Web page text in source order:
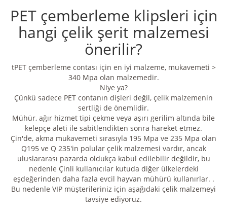
PET çemberleme klipsleri için
hangi çelik şerit malzemesi
önerilir?
tPET çemberleme contası için en iyi malzeme, mukavemeti >
340 Mpa olan malzemedir.
Niye ya?
Çünkü sadece PET contanın dişleri değil, çelik malzemenin
sertliği de önemlidir.
Mühür, ağır hizmet tipi çekme veya aşırı gerilim altında bile
kelepçe aleti ile sabitlendikten sonra hareket etmez.
Çin'de, akma mukavemeti sırasıyla 195 Mpa ve 235 Mpa olan
Q195 ve Q 235'in polular çelik malzemesi vardır, ancak
uluslararası pazarda oldukça kabul edilebilir değildir, bu
nedenle Çinli kullanıcılar kutuda diğer ülkelerdeki
eşdeğerinden daha fazla evcil hayvan mühürü kullanırlar. .
Bu nedenle VIP müşterileriniz için aşağıdaki çelik malzemeyi
tavsiye ediyoruz.